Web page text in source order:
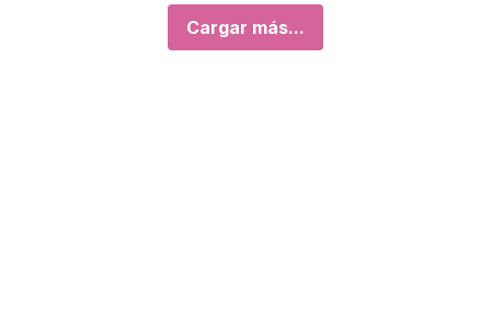
Cargar más...